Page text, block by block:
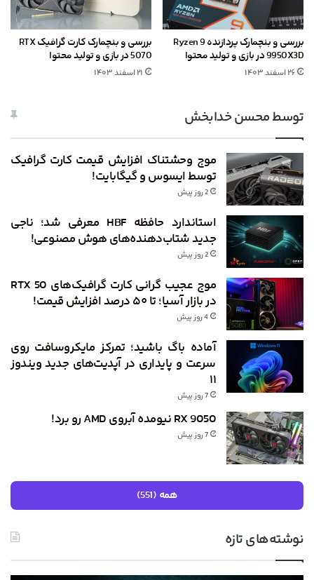
بررسی و بنچمارک پردازنده Ryzen 9
9950X3D در بازی و تولید محتوا
۲۶ اسفند ۱۴۰۳
بررسی و بنچمارک کارت گرافیک RTX
5070 در بازی و تولید محتوا
۲۱ اسفند ۱۴۰۳
توسط محسن خدابخش
موج وحشتناک افزایش قیمت کارت گرافیک
توسط ایسوس و گیگابایت!
2 روز پیش
استاندارد حافظه HBF معرفی شد؛ ناجی
جدید شتاب‌دهنده‌های هوش مصنوعی!
2 روز پیش
موج عجیب گرانی کارت گرافیک‌های RTX 50
در بازار آسیا؛ تا ۵۰ درصد افزایش قیمت!
4 روز پیش
آماده باگ باشید؛ تمرکز مایکروسافت روی
سرعت و پایداری در آپدیت‌های جدید ویندوز
۱۱
7 روز پیش
RX 9050 نیومده آبروی AMD رو برد!
7 روز پیش
همه (551)
نوشته‌های تازه